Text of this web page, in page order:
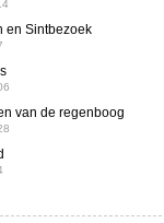
en Sintbezoek
van de regenboog